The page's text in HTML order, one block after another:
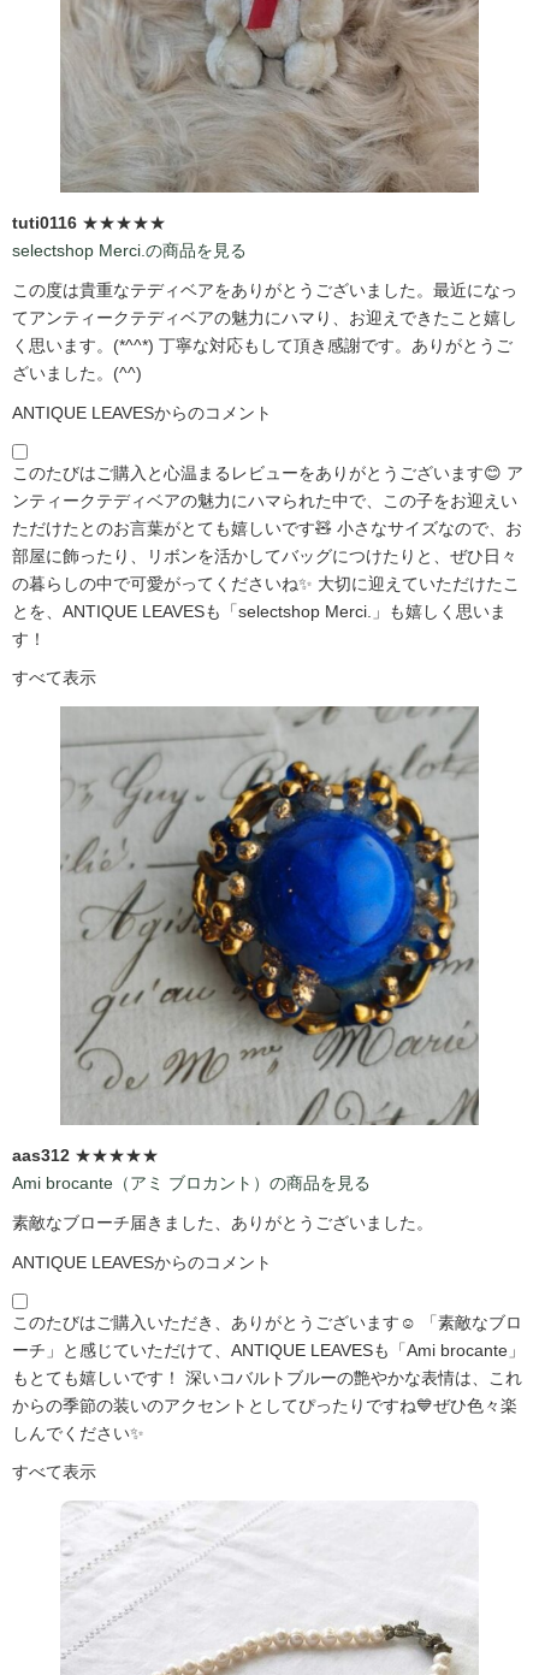
tuti0116 ★★★★★
selectshop Merci.の商品を見る
この度は貴重なテディベアをありがとうございました。最近になっ
てアンティークテディベアの魅力にハマり、お迎えできたこと嬉し
く思います。(*^^*) 丁寧な対応もして頂き感謝です。ありがとうご
ざいました。(^^)
ANTIQUE LEAVESからのコメント
このたびはご購入と心温まるレビューをありがとうございます😊 ア
ンティークテディベアの魅力にハマられた中で、この子をお迎えい
ただけたとのお言葉がとても嬉しいです🧸 小さなサイズなので、お
部屋に飾ったり、リボンを活かしてバッグにつけたりと、ぜひ日々
の暮らしの中で可愛がってくださいね✨ 大切に迎えていただけたこ
とを、ANTIQUE LEAVESも「selectshop Merci.」も嬉しく思いま
す！
すべて表示
aas312 ★★★★★
Ami brocante（アミ ブロカント）の商品を見る
素敵なブローチ届きました、ありがとうございました。
ANTIQUE LEAVESからのコメント
このたびはご購入いただき、ありがとうございます☺️ 「素敵なブロ
ーチ」と感じていただけて、ANTIQUE LEAVESも「Ami brocante」
もとても嬉しいです！ 深いコバルトブルーの艶やかな表情は、これ
からの季節の装いのアクセントとしてぴったりですね💙ぜひ色々楽
しんでください✨
すべて表示